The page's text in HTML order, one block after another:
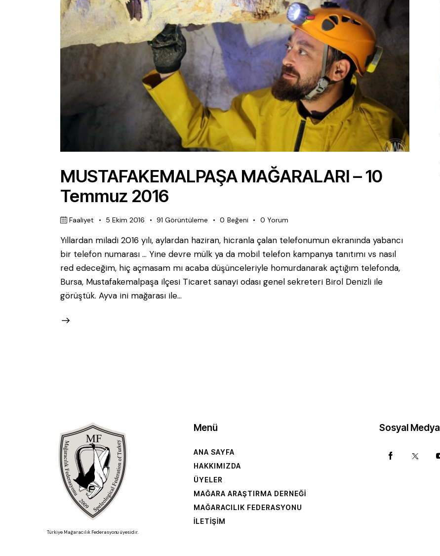
MUSTAFAKEMALPAŞA MAĞARALARI – 10
Temmuz 2016
Faaliyet 5 Ekim 2016 91 Görüntüleme 0 Beğeni 0 Yorum
Yıllardan miladi 2016 yılı, aylardan haziran, hicranla çalan telefonumun ekranında yabancı
bir telefon numarası ... Yine devre mülk ya da mobil telefon kampanya tanıtımı vs nasıl
red edeceğim, hiç açmasam mı acaba düşünceleriyle homurdanarak açtığım telefonda,
Bursa, Mustafakemalpaşa ilçesi Ticaret sanayi odası genel sekreteri Birol Denizli ile
görüştük. Ayva ini mağarası ile…
Türkiye Mağaracılık Federasyonu üyesidir.
Menü
ANA SAYFA
HAKKIMIZDA
ÜYELER
MAĞARA ARAŞTIRMA DERNEĞI
MAĞARACILIK FEDERASYONU
İLETIŞIM
Sosyal Medya